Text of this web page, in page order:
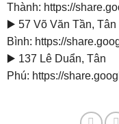
Thành: https://
▶️ 57 Võ Văn Tần, Tân
Bình: https://
▶️ 137 Lê Duẩn, Tân
Phú: https://